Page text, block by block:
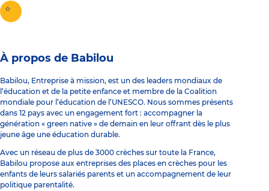
À propos de Babilou
Babilou, Entreprise à mission, est un des leaders mondiaux de
l’éducation et de la petite enfance et membre de la Coalition
mondiale pour l’éducation de l’UNESCO. Nous sommes présents
dans 12 pays avec un engagement fort : accompagner la
génération « green native » de demain en leur offrant dès le plus
jeune âge une éducation durable.
Avec un réseau de plus de 3000 crèches sur toute la France,
Babilou propose aux entreprises des places en crèches pour les
enfants de leurs salariés parents et un accompagnement de leur
politique parentalité.